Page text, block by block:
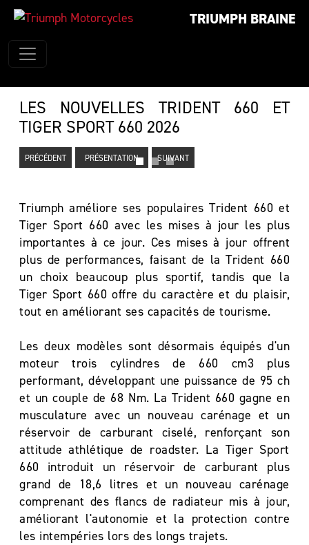
TRIUMPH BRAINE
LES NOUVELLES TRIDENT 660 ET
TIGER SPORT 660 2026
PRÉCÉDENT PRÉSENTATION SUIVANT
Triumph améliore ses populaires Trident 660 et
Tiger Sport 660 avec les mises à jour les plus
importantes à ce jour. Ces mises à jour offrent
plus de performances, faisant de la Trident 660
un choix beaucoup plus sportif, tandis que la
Tiger Sport 660 offre du caractère et du plaisir,
tout en améliorant ses capacités de tourisme.
Les deux modèles sont désormais équipés d'un
moteur trois cylindres de 660 cm3 plus
performant, développant une puissance de 95 ch
et un couple de 68 Nm. La Trident 660 gagne en
musculature avec un nouveau carénage et un
réservoir de carburant ciselé, renforçant son
attitude athlétique de roadster. La Tiger Sport
660 introduit un réservoir de carburant plus
grand de 18,6 litres et un nouveau carénage
comprenant des flancs de radiateur mis à jour,
améliorant l'autonomie et la protection contre
les intempéries lors des longs trajets.